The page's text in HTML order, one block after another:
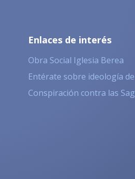
Enlaces de interés
Obra Social Iglesia Berea
Entérate sobre ideología
Conspiración contra las